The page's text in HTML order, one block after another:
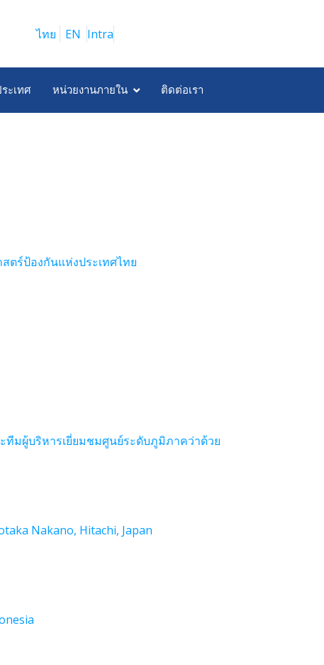
ไทย EN Intra
ะเทศ หน่วยงานภายใน ติดต่อเรา
ร์ป้องกันแห่งประเทศไทย
ทีมผู้บริหารเยี่ยมชมศูนย์ระดับภูมิภาคว่าด้วย
Nakano, Hitachi, Japan